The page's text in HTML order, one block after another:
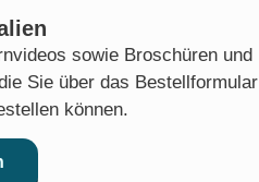
sowie Broschüren und
Sie über das Bestellformular
können.